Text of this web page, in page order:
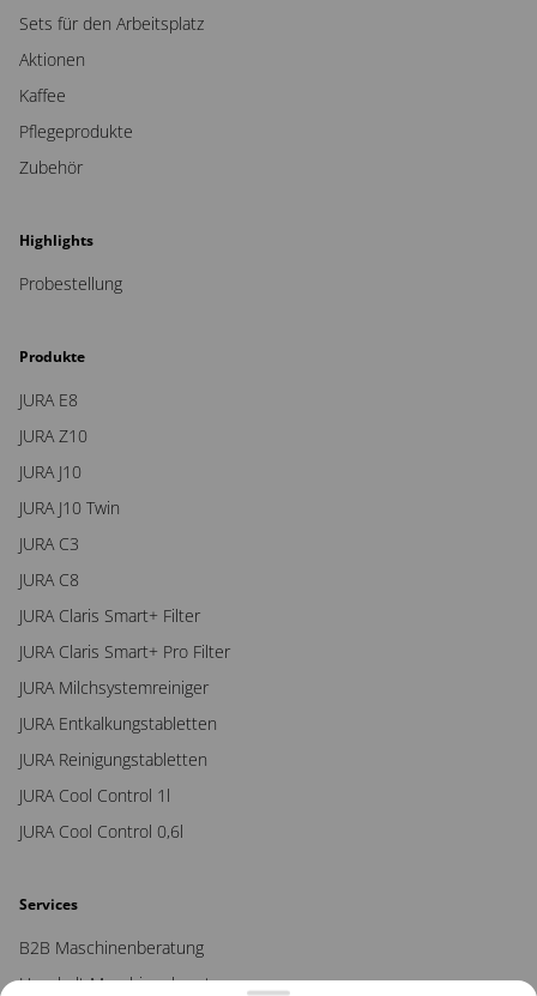
Sets für den Arbeitsplatz
Aktionen
Kaffee
Pflegeprodukte
Zubehör
Highlights
Probestellung
Produkte
JURA E8
JURA Z10
JURA J10
JURA J10 Twin
JURA C3
JURA C8
JURA Claris Smart+ Filter
JURA Claris Smart+ Pro Filter
JURA Milchsystemreiniger
JURA Entkalkungstabletten
JURA Reinigungstabletten
JURA Cool Control 1l
JURA Cool Control 0,6l
Services
B2B Maschinenberatung
Haushalt Maschinenberatung
Inbetriebnahme Videos
ausführliche Unterstützung bei der Einrichtung Ihrer neuen